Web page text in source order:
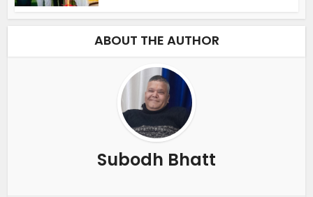
ABOUT THE AUTHOR
Subodh Bhatt